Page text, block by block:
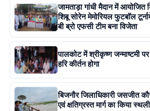
जामताड़ा गांधी मैदान में आयोजित
शिबू सोरेन मेमोरियल फुटबॉल
बी ब्रो एफसी टीम बना विजेता
पालकोट में श्रीकृष्ण जन्माष्टमी
हरि कीर्तन होगा
बिजनौर जिलाधिकारी जसजीत
एवं क्षतिग्रस्त मार्ग का किया